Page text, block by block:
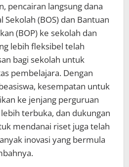
pencairan langsung dana
Sekolah (BOS) dan Bantuan
(BOP) ke sekolah dan
lebih fleksibel telah
bagi sekolah untuk
pembelajara. Dengan
kesempatan untuk
ke jenjang perguruan
terbuka, dan dukungan
mendanai riset juga telah
inovasi yang bermula